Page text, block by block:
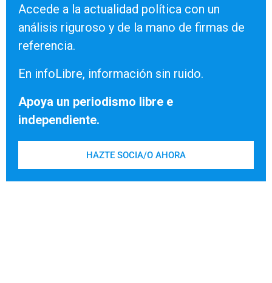
Accede a la actualidad política con un
análisis riguroso y de la mano de firmas de
referencia.
En infoLibre, información sin ruido.
Apoya un periodismo libre e
independiente.
HAZTE SOCIA/O AHORA